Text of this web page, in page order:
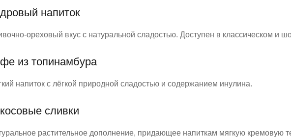
напиток
ореховый вкус с натуральной сладостью. Доступен в классическом и
из топинамбура
напиток с лёгкой природной сладостью и содержанием инулина.
сливки
растительное дополнение, придающее напиткам мягкую кремовую